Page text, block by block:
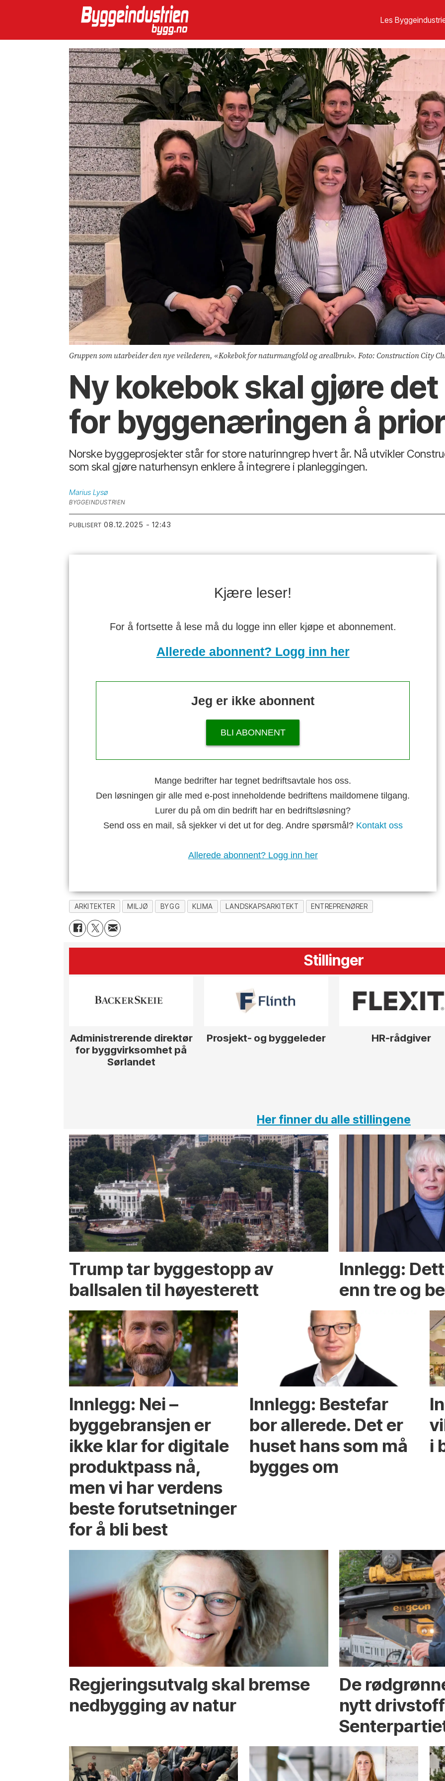
Les
Gruppen som utarbeider den nye veilederen, «Kokebok for naturmangfold og arealbruk». Foto: Construction City
Ny kokebok skal gjøre
for byggenæringen å
Norske byggeprosjekter står for store naturinngrep hvert år. Nå utvikler
som skal gjøre naturhensyn enklere å integrere i planleggingen.
Marius Lysø
BYGGEINDUSTRIEN
PUBLISERT 08.12.2025 - 12:43
Kjære leser!
For å fortsette å lese må du logge inn eller kjøpe et abonnement.
Allerede abonnent? Logg inn her
Jeg er ikke abonnent
BLI ABONNENT
Mange bedrifter har tegnet bedriftsavtale hos oss.
Den løsningen gir alle med e-post inneholdende bedriftens maildomene tilgang.
Lurer du på om din bedrift har en bedriftsløsning?
Send oss en mail, så sjekker vi det ut for deg. Andre spørsmål? Kontakt oss
Allerede abonnent? Logg inn her
ARKITEKTER MILJØ BYGG KLIMA LANDSKAPSARKITEKT ENTREPRENØRER
Stillinger
Administrerende direktør
for byggvirksomhet på
Sørlandet
Prosjekt- og byggeleder HR-rådgiver
Her finner du alle stillingene
Trump tar byggestopp av
ballsalen til høyesterett
Innlegg:
enn tre og
Innlegg: Nei –
byggebransjen er
ikke klar for digitale
produktpass nå,
men vi har verdens
beste forutsetninger
for å bli best
Innlegg: Bestefar
bor allerede. Det er
huset hans som må
bygges om
i
Regjerings­utvalg skal bremse
ned­bygging av natur
De
nytt